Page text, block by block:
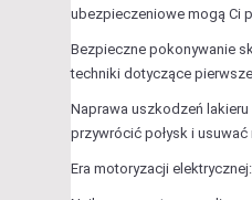
ubezpieczeniowe mogą Ci
Bezpieczne pokonywanie
techniki dotyczące
Naprawa uszkodzeń
przywrócić połysk i usuwać
Era motoryzacji